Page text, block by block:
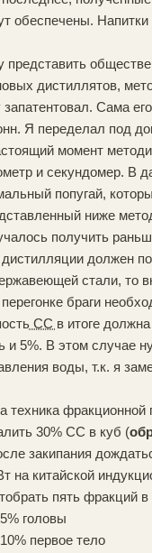
обеспечены.
представить
дистиллятов,
запатентовал. Сама
Я переделал под
момент
и секундомер. В
попугай,
ниже
получить
должен
стали, то
браги
СС в итоге
и 5%. В этом случае
воды, т.к. я
техника фракционной
30% СС в куб (
закипания
на китайской
пять фракций в
головы
первое тело